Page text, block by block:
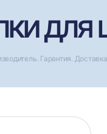
для
Гарантия.